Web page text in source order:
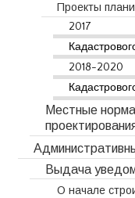
Проекты
2017
2018-2020
Местные
Выдача
О начале